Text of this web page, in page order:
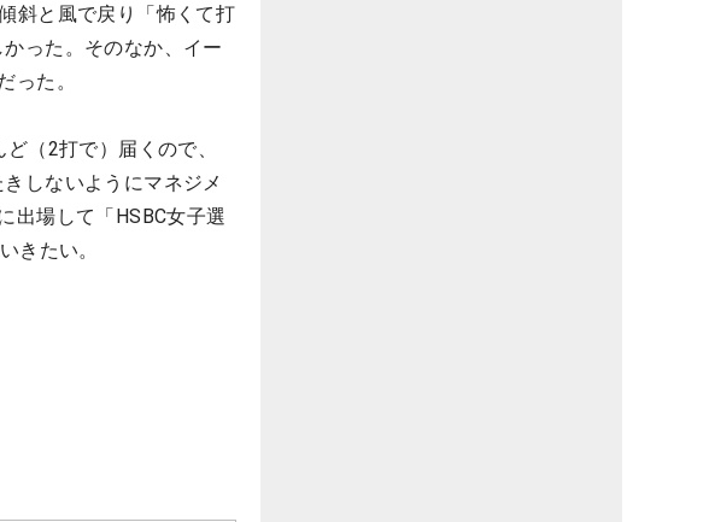
斜と風で戻り「怖くて打
った。そのなか、イー
った。
（2打で）届くので、
しないようにマネジメ
出場して「HSBC女子選
きたい。